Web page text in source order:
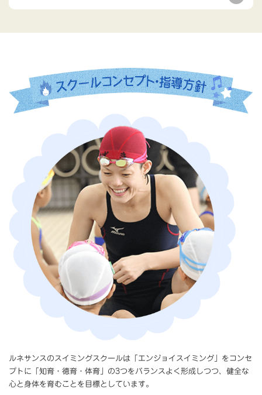
ルネサンスのスイミングスクールは「エンジョイスイミング」をコンセ
プトに「知育・徳育・体育」の3つをバランスよく形成しつつ、健全な
心と身体を育むことを目標としています。